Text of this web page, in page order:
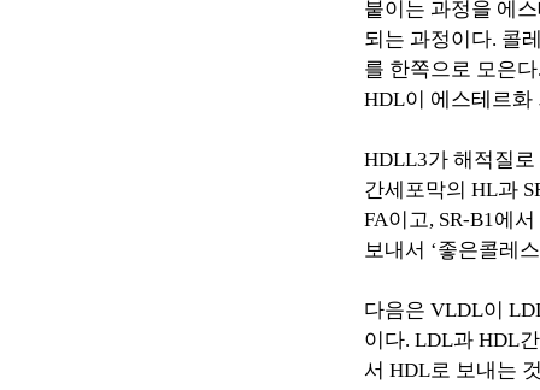
붙이는 과정을 에
되는 과정이다. 콜
를 한쪽으로 모은다
HDL이 에스테르화
HDLL3가 해적질
간세포막의 HL과
FA이고, SR-B1 에
보내서 ‘좋은콜레
다음은 VLDL이
이다. LDL과 HDL
서 HDL로 보내는